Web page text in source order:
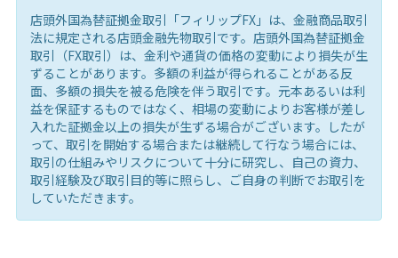
店頭外国為替証拠金取引「フィリップFX」は、金融商品取引
法に規定される店頭金融先物取引です。店頭外国為替証拠金
取引（FX取引）は、金利や通貨の価格の変動により損失が生
ずることがあります。多額の利益が得られることがある反
面、多額の損失を被る危険を伴う取引です。元本あるいは利
益を保証するものではなく、相場の変動によりお客様が差し
入れた証拠金以上の損失が生ずる場合がございます。したが
って、取引を開始する場合または継続して行なう場合には、
取引の仕組みやリスクについて十分に研究し、自己の資力、
取引経験及び取引目的等に照らし、ご自身の判断でお取引を
していただきます。